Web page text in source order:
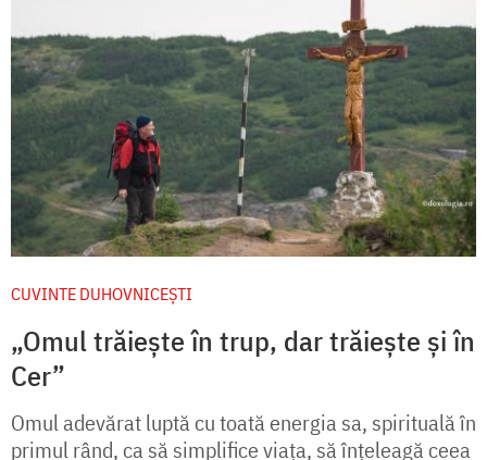
CUVINTE DUHOVNICEȘTI
„Omul trăiește în trup, dar trăiește și în
Cer”
Omul adevărat luptă cu toată energia sa, spirituală în
primul rând, ca să simplifice viața, să înțeleagă ceea